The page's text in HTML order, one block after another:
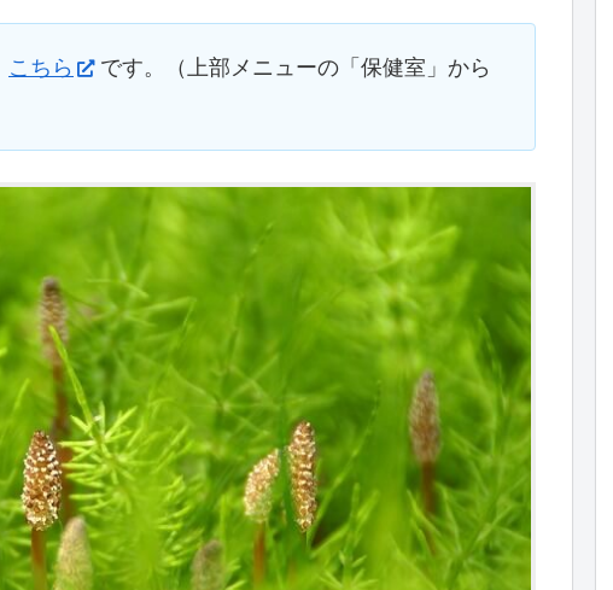
こちら
です。（上部メニューの「保健室」から